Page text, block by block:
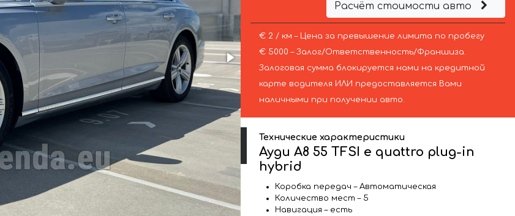
Расчёт стоимости авто
€ 2 / км – Цена за превышение лимита по пробегу
€ 5000 – Залог/Ответственность/Франшиза.
Залоговая сумма блокируется нами на кредитной
карте водителя ИЛИ предоставляется Вами
наличными при получении авто.
Технические характеристики
Ауди A8 55 TFSI e quattro plug-in
hybrid
Коробка передач – Автоматическая
Количество мест – 5
Навигация – есть